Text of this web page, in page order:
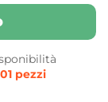
pezzi